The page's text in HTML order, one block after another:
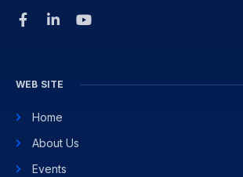
WEB SITE
Home
About Us
Events